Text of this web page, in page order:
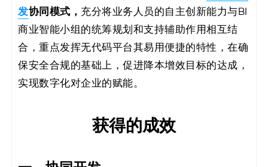
发协同模式， 充分将业务人员的自主创新能力与BI
商业智能小组的统筹规划和支持辅助作用相互结
合，重点发挥无代码平台其易用便捷的特性，在确
保安全合规的基础上，促进降本增效目标的达成，
实现数字化对企业的赋能。
获得的成效